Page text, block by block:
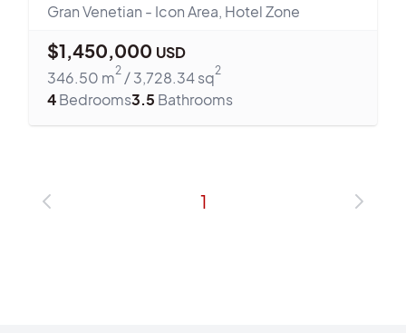
Gran Venetian - Icon Area, Hotel Zone
$1,450,000 USD
346.50 m2 /3,728.34sq2
4Bedrooms3.5 Bathrooms
1